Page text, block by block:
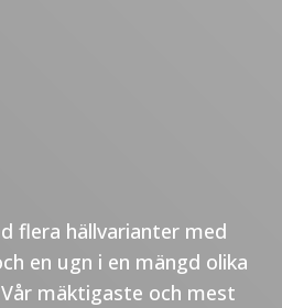
flera hällvarianter med
en ugn i en mängd olika
mäktigaste och mest